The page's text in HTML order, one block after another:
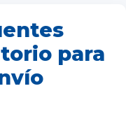
para